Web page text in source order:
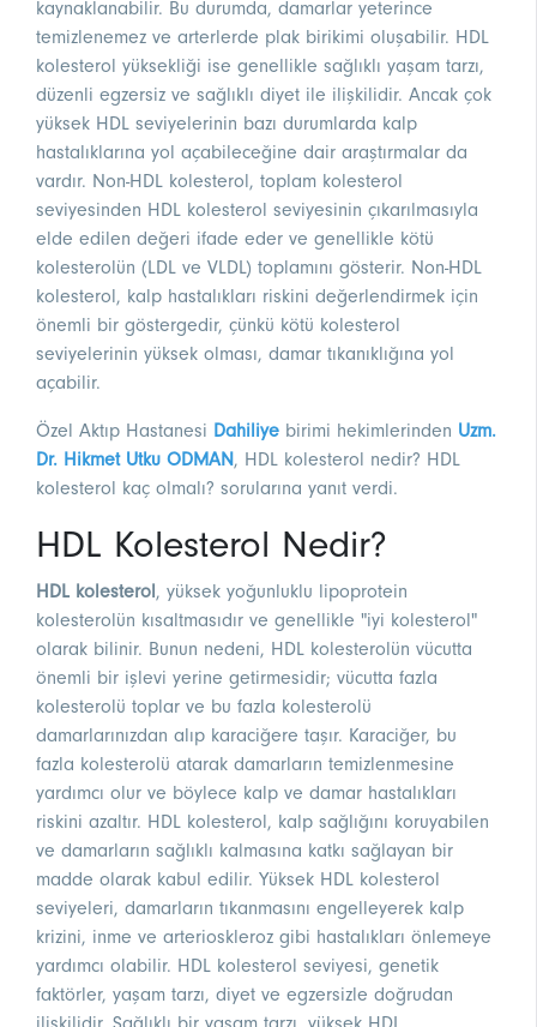
kaynaklanabilir. Bu durumda, damarlar yeterince
temizlenemez ve arterlerde plak birikimi oluşabilir. HDL
kolesterol yüksekliği ise genellikle sağlıklı yaşam tarzı,
düzenli egzersiz ve sağlıklı diyet ile ilişkilidir. Ancak çok
yüksek HDL seviyelerinin bazı durumlarda kalp
hastalıklarına yol açabileceğine dair araştırmalar da
vardır. Non-HDL kolesterol, toplam kolesterol
seviyesinden HDL kolesterol seviyesinin çıkarılmasıyla
elde edilen değeri ifade eder ve genellikle kötü
kolesterolün (LDL ve VLDL) toplamını gösterir. Non-HDL
kolesterol, kalp hastalıkları riskini değerlendirmek için
önemli bir göstergedir, çünkü kötü kolesterol
seviyelerinin yüksek olması, damar tıkanıklığına yol
açabilir.
Özel Aktıp Hastanesi Dahiliye birimi hekimlerinden Uzm.
Dr. Hikmet Utku ODMAN, HDL kolesterol nedir? HDL
kolesterol kaç olmalı? sorularına yanıt verdi.
HDL Kolesterol Nedir?
HDL kolesterol , yüksek yoğunluklu lipoprotein
kolesterolün kısaltmasıdır ve genellikle "iyi kolesterol"
olarak bilinir. Bunun nedeni, HDL kolesterolün vücutta
önemli bir işlevi yerine getirmesidir; vücutta fazla
kolesterolü toplar ve bu fazla kolesterolü
damarlarınızdan alıp karaciğere taşır. Karaciğer, bu
fazla kolesterolü atarak damarların temizlenmesine
yardımcı olur ve böylece kalp ve damar hastalıkları
riskini azaltır. HDL kolesterol, kalp sağlığını koruyabilen
ve damarların sağlıklı kalmasına katkı sağlayan bir
madde olarak kabul edilir. Yüksek HDL kolesterol
seviyeleri, damarların tıkanmasını engelleyerek kalp
krizini, inme ve arterioskleroz gibi hastalıkları önlemeye
yardımcı olabilir. HDL kolesterol seviyesi, genetik
faktörler, yaşam tarzı, diyet ve egzersizle doğrudan